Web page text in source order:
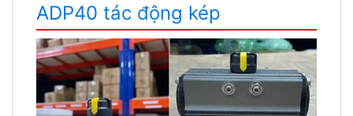
ADP40 tác động kép